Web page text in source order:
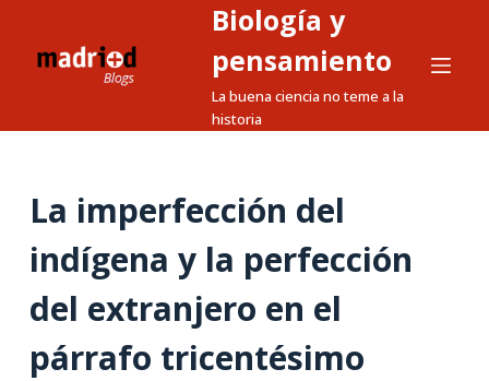
a
n
Biología y
pensamiento
La buena ciencia no teme a la
historia
La imperfección del
indígena y la perfección
del extranjero en el
párrafo tricentésimo